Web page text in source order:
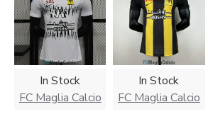
In Stock
FC Maglia Calcio
In Stock
FC Maglia Calcio